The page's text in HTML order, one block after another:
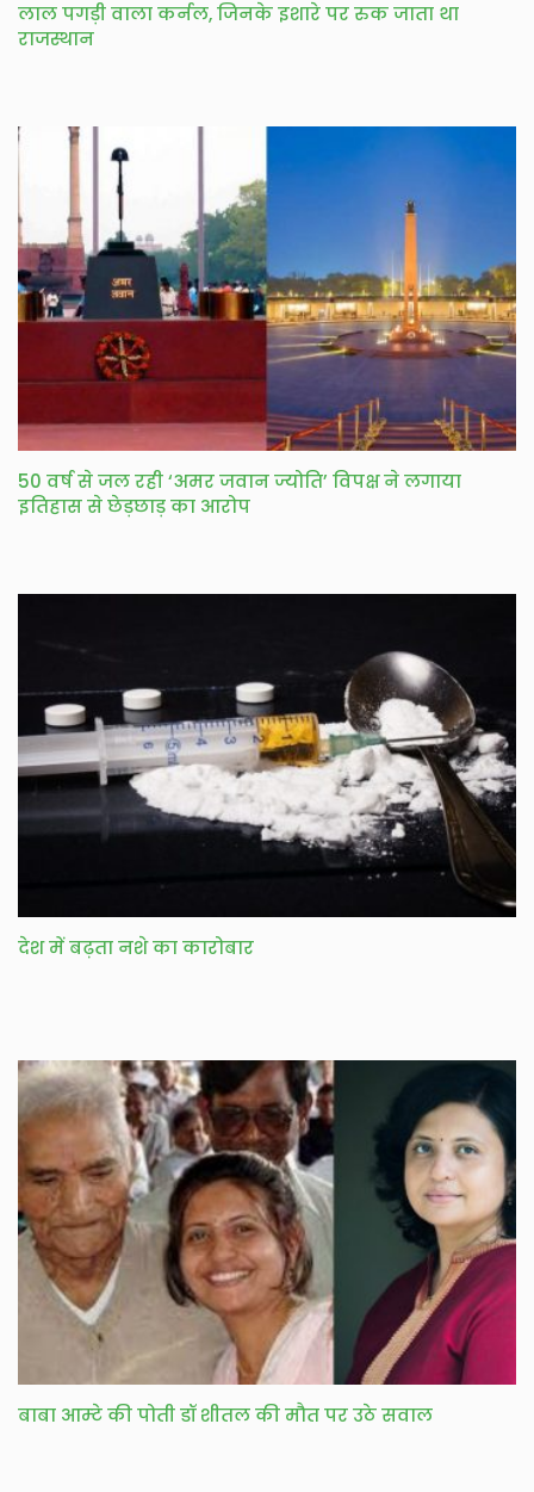
लाल पगड़ी वाला कर्नल, जिनके इशारे पर रुक जाता था
राजस्थान
50 वर्ष से जल रही ‘अमर जवान ज्योति’ विपक्ष ने लगाया
इतिहास से छेड़छाड़ का आरोप
देश में बढ़ता नशे का कारोबार
बाबा आम्टे की पोती डॉ शीतल की मौत पर उठे सवाल